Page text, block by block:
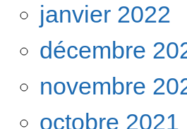
janvier 2022
décembre
novembre
octobre 2021